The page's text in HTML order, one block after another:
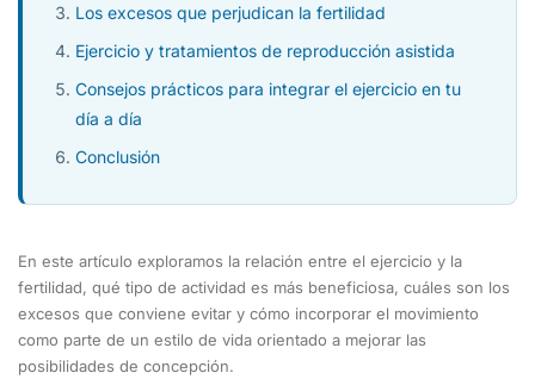
Los excesos que perjudican la fertilidad
Ejercicio y tratamientos de reproducción asistida
Consejos prácticos para integrar el ejercicio en tu
día a día
Conclusión
En este artículo exploramos la relación entre el ejercicio y la
fertilidad, qué tipo de actividad es más beneficiosa, cuáles son los
excesos que conviene evitar y cómo incorporar el movimiento
como parte de un estilo de vida orientado a mejorar las
posibilidades de concepción.